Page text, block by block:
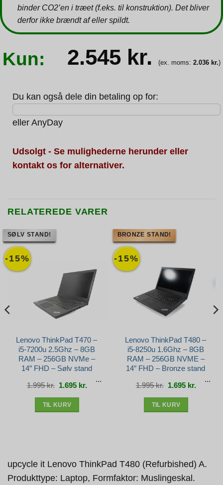
binder CO2’en i træet (f.eks. til konstruktion). Det bliver
derfor ikke brændt af eller spildt.
Kun: 2.545 kr. (ex. moms: 2.036 kr.)
Du kan også dele din betaling op for:
eller AnyDay
Udsolgt - Se mulighederne herunder eller
kontakt os for alternativer.
RELATEREDE VARER
-15%
SØLV STAND!
Lenovo ThinkPad T470 –
i5-7200u 2.5Ghz – 8GB
RAM – 256GB NVMe –
14″ FHD – Sølv stand
1.995kr. Den
oprindelige
pris
1.695 kr. Den
aktuelle
pris
TIL KURV
-15%
BRONZE STAND!
Lenovo ThinkPad T480 –
i5-8250u 1.6Ghz – 8GB
RAM – 256GB NVME –
14″ FHD – Bronze stand
1.995kr. Den
oprindelige
pris
1.695 kr. Den
aktuelle
pris
TIL KURV
upcycle it Lenovo ThinkPad T480 (Refurbished) A.
Produkttype: Laptop, Formfaktor: Muslingeskal.